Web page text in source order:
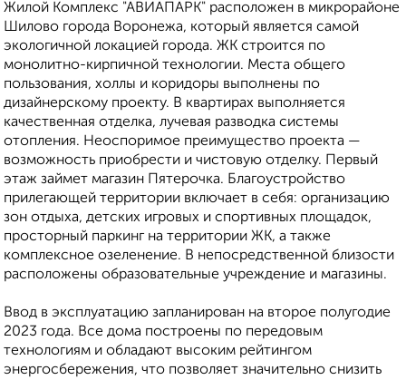
Жилой Комплекс "АВИАПАРК" расположен в микрорайоне
Шилово города Воронежа, который является самой
экологичной локацией города. ЖК строится по
монолитно-кирпичной технологии. Места общего
пользования, холлы и коридоры выполнены по
дизайнерскому проекту. В квартирах выполняется
качественная отделка, лучевая разводка системы
отопления. Неоспоримое преимущество проекта —
возможность приобрести и чистовую отделку. Первый
этаж займет магазин Пятерочка. Благоустройство
прилегающей территории включает в себя: организацию
зон отдыха, детских игровых и спортивных площадок,
просторный паркинг на территории ЖК, а также
комплексное озеленение. В непосредственной близости
расположены образовательные учреждение и магазины.
Ввод в эксплуатацию запланирован на второе полугодие
2023 года. Все дома построены по передовым
технологиям и обладают высоким рейтингом
энергосбережения, что позволяет значительно снизить